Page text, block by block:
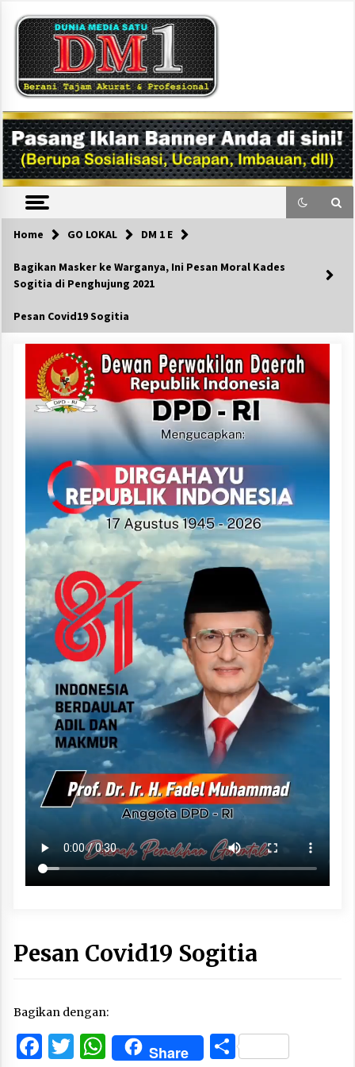
content
DM1
Home GO LOKAL DM 1 E
Bagikan Masker ke Warganya, Ini Pesan Moral Kades
Sogitia di Penghujung 2021
Pesan Covid19 Sogitia
Pesan Covid19 Sogitia
Bagikan dengan:
Facebook
Twitter
WhatsApp
Share Share